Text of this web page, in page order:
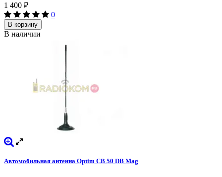
1 400 ₽
0
В корзину
В наличии
Автомобильная антенна Optim CB 50 DB Mag